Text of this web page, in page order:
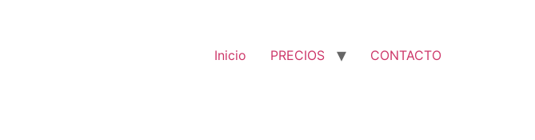
Inicio PRECIOS CONTACTO